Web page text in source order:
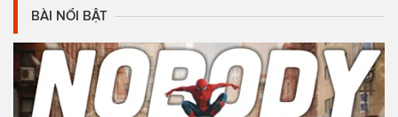
BÀI NỔI BẬT